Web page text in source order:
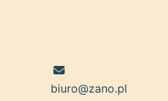
biuro@zano.pl